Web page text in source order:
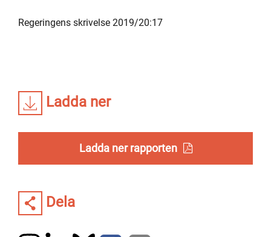
Ladda ner
Ladda ner rapporten
Dela
Regeringens skrivelse 2019/20:17